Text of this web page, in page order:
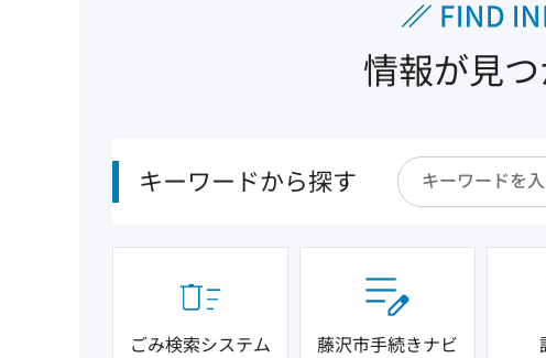
情報が見
キーワードから探す
ごみ検索システム 藤沢市手続きナビ